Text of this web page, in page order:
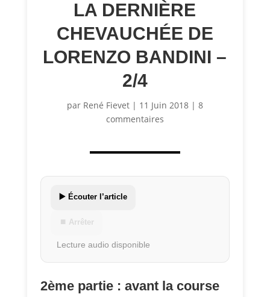
LA DERNIÈRE
CHEVAUCHÉE DE
LORENZO BANDINI –
2/4
par René Fievet| 11 Juin 2018| 8
commentaires
▶️ Écouter l’article
⏹ Arrêter
Lecture audio disponible
2ème partie : avant la course